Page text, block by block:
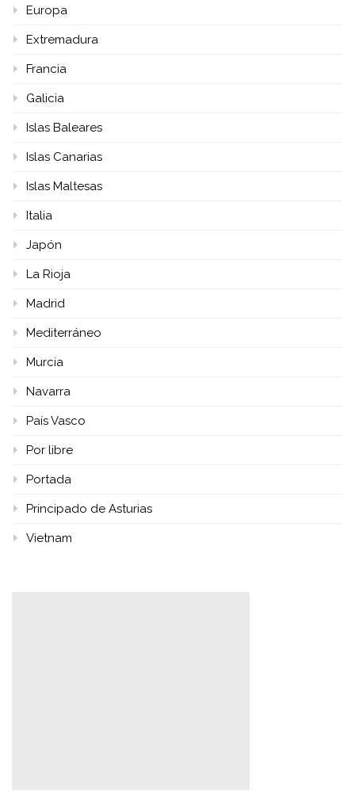
Europa
Extremadura
Francia
Galicia
Islas Baleares
Islas Canarias
Islas Maltesas
Italia
Japón
La Rioja
Madrid
Mediterráneo
Murcia
Navarra
País Vasco
Por libre
Portada
Principado de Asturias
Vietnam